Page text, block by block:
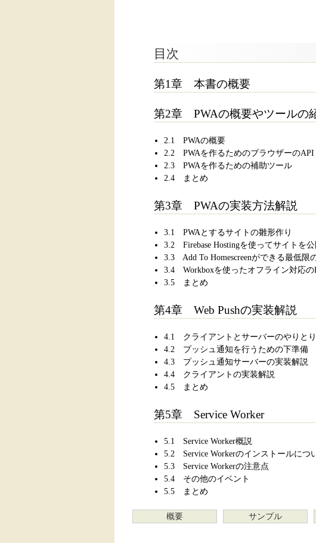
目次
第1章 本書の概要
第2章 PWAの概要やツールの
2.1 PWAの概要
2.2 PWAを作るためのブラウザーのAPI
2.3 PWAを作るための補助ツール
2.4 まとめ
第3章 PWAの実装方法解説
3.1 PWAとするサイトの雛形作り
3.2 Firebase Hostingを使ってサイトを公
3.3 Add To Homescreenができる最低限
3.4 Workboxを使ったオフライン対応の
3.5 まとめ
第4章 Web Pushの実装解説
4.1 クライアントとサーバーのやりと
4.2 プッシュ通知を行うための下準備
4.3 プッシュ通知サーバーの実装解説
4.4 クライアントの実装解説
4.5 まとめ
第5章 Service Worker
5.1 Service Worker概説
5.2 Service Workerのインストールにつ
5.3 Service Workerの注意点
5.4 その他のイベント
5.5 まとめ
概要 サンプル